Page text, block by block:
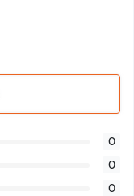
0
0
0